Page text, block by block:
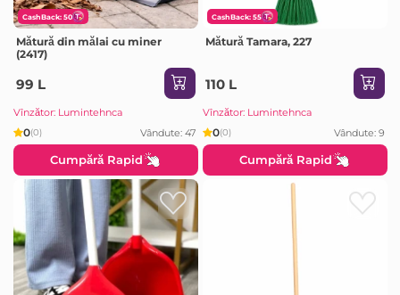
CashBack: 50
Mătură din mălai cu miner
(2417)
99 L
Vînzător: Lumintehnca
0(0) Vândute: 47
Cumpără Rapid
CashBack: 55
Mătură Tamara, 227
110 L
Vînzător: Lumintehnca
0(0) Vândute: 9
Cumpără Rapid